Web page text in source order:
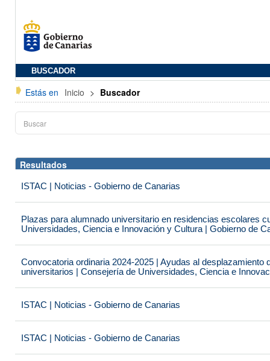
BUSCADOR
Estás en Inicio > Buscador
Resultados
ISTAC | Noticias - Gobierno de Canarias
Plazas para alumnado universitario en residencias escolares
Universidades, Ciencia e Innovación y Cultura | Gobierno de
Convocatoria ordinaria 2024-2025 | Ayudas al desplazamiento
universitarios | Consejería de Universidades, Ciencia e
ISTAC | Noticias - Gobierno de Canarias
ISTAC | Noticias - Gobierno de Canarias